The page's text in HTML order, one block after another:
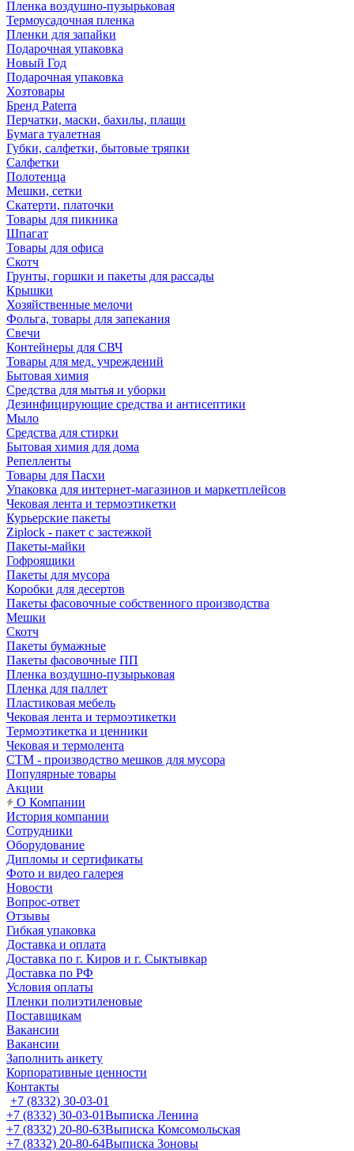
Пленка воздушно-пузырьковая
Термоусадочная пленка
Пленки для запайки
Подарочная упаковка
Новый Год
Подарочная упаковка
Хозтовары
Бренд Paterra
Перчатки, маски, бахилы, плащи
Бумага туалетная
Губки, салфетки, бытовые тряпки
Салфетки
Полотенца
Мешки, сетки
Скатерти, платочки
Товары для пикника
Шпагат
Товары для офиса
Скотч
Грунты, горшки и пакеты для рассады
Крышки
Хозяйственные мелочи
Фольга, товары для запекания
Свечи
Контейнеры для СВЧ
Товары для мед. учреждений
Бытовая химия
Средства для мытья и уборки
Дезинфицирующие средства и антисептики
Мыло
Средства для стирки
Бытовая химия для дома
Репелленты
Товары для Пасхи
Упаковка для интернет-магазинов и маркетплейсов
Чековая лента и термоэтикетки
Курьерские пакеты
Ziplock - пакет с застежкой
Пакеты-майки
Гофроящики
Пакеты для мусора
Коробки для десертов
Пакеты фасовочные собственного производства
Мешки
Скотч
Пакеты бумажные
Пакеты фасовочные ПП
Пленка воздушно-пузырьковая
Пленка для паллет
Пластиковая мебель
Чековая лента и термоэтикетки
Термоэтикетка и ценники
Чековая и термолента
СТМ - производство мешков для мусора
Популярные товары
Акции
О Компании
История компании
Сотрудники
Оборудование
Дипломы и сертификаты
Фото и видео галерея
Новости
Вопрос-ответ
Отзывы
Гибкая упаковка
Доставка и оплата
Доставка по г. Киров и г. Сыктывкар
Доставка по РФ
Условия оплаты
Пленки полиэтиленовые
Поставщикам
Вакансии
Вакансии
Заполнить анкету
Корпоративные ценности
Контакты
+7 (8332) 30-03-01
+7 (8332) 30-03-01Выписка Ленина
+7 (8332) 20-80-63Выписка Комсомольская
+7 (8332) 20-80-64Выписка Зоновы